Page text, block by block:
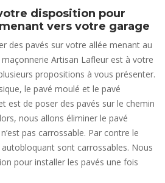
disposition pour
vers votre garage
des pavés sur votre allée menant au
Artisan Lafleur est à votre
propositions à vous présenter.
le pavé moulé et le pavé
est de poser des pavés sur le chemin
nous allons éliminer le pavé
pas carrossable. Par contre le
sont carrossables. Nous
pour installer les pavés une fois